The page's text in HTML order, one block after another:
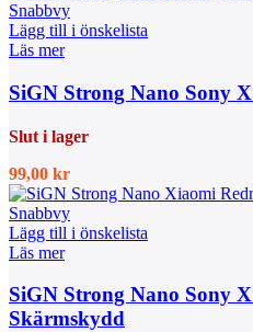
Snabbvy
Lägg till i önskelista
Läs mer
SiGN Strong Nano Sony
Slut i lager
99,00 kr
Snabbvy
Lägg till i önskelista
Läs mer
SiGN Strong Nano Sony
Skärmskydd